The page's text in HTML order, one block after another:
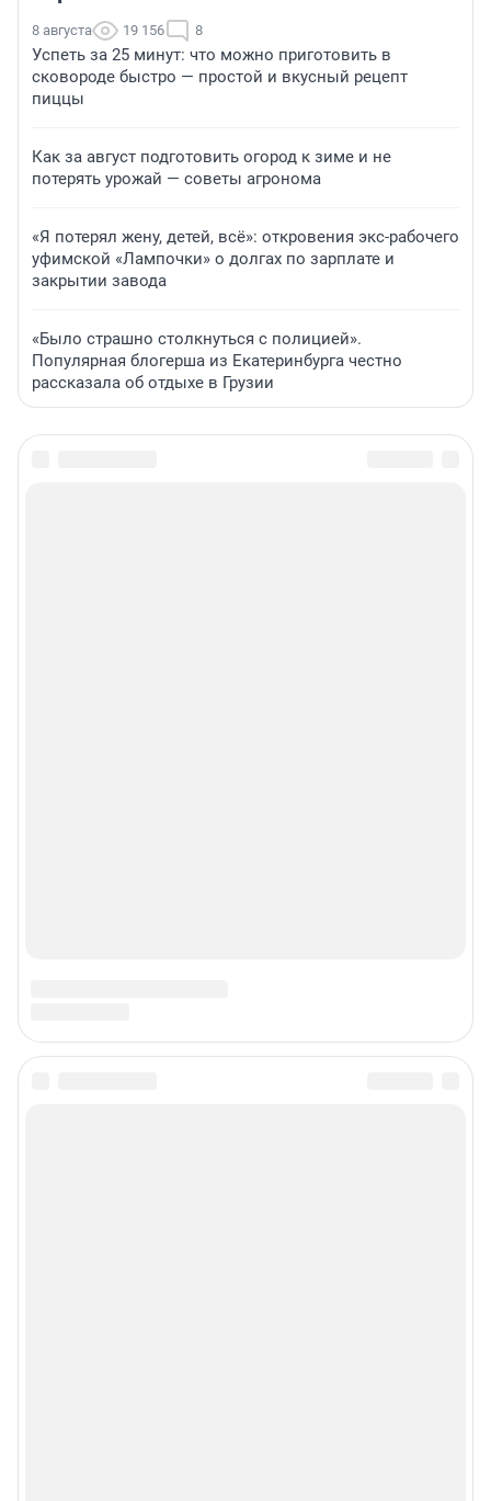
8 августа 19 156 8
Успеть за 25 минут: что можно приготовить в
сковороде быстро — простой и вкусный рецепт
пиццы
Как за август подготовить огород к зиме и не
потерять урожай — советы агронома
«Я потерял жену, детей, всё»: откровения экс-рабочего
уфимской «Лампочки» о долгах по зарплате и
закрытии завода
«Было страшно столкнуться с полицией».
Популярная блогерша из Екатеринбурга честно
рассказала об отдыхе в Грузии